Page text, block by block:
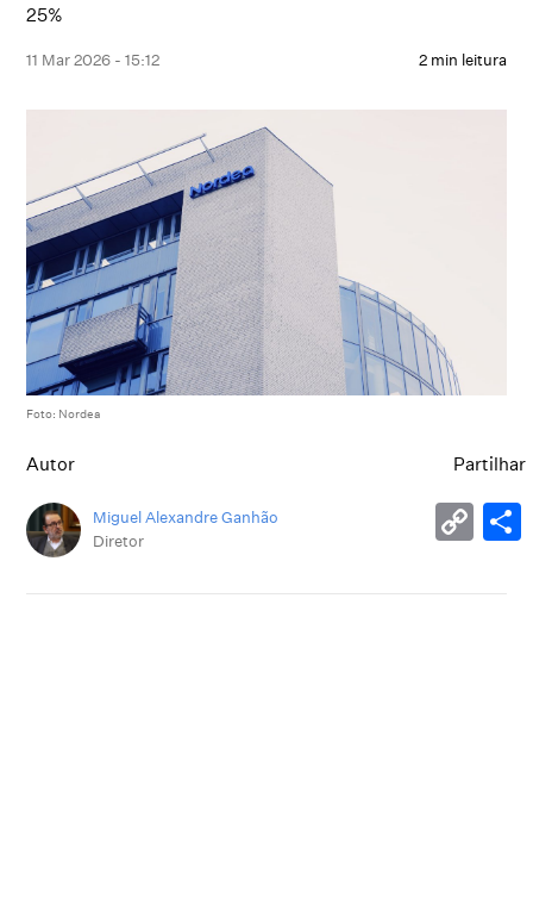
25%
11 Mar 2026 - 15:12 2 min leitura
Foto: Nordea
Autor
Miguel Alexandre Ganhão
Diretor
Partilhar